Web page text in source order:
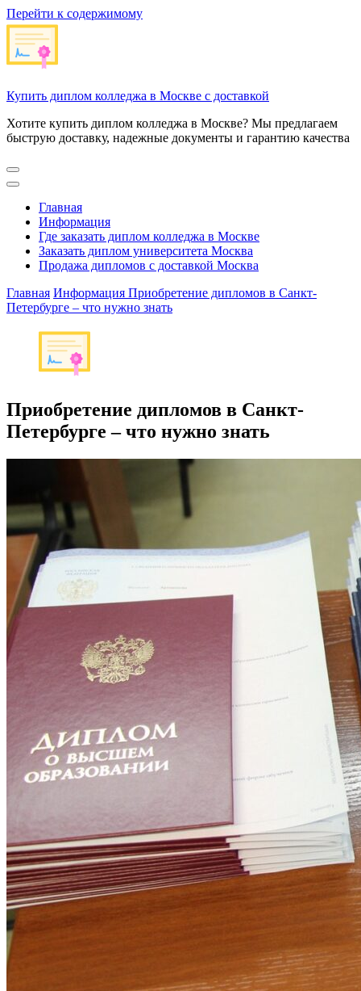
Перейти к содержимому
Купить диплом колледжа в Москве с доставкой
Хотите купить диплом колледжа в Москве? Мы предлагаем
быструю доставку, надежные документы и гарантию качества
Главная
Информация
Где заказать диплом колледжа в Москве
Заказать диплом университета Москва
Продажа дипломов с доставкой Москва
Главная Информация Приобретение дипломов в Санкт-
Петербурге – что нужно знать
Приобретение дипломов в Санкт-
Петербурге – что нужно знать